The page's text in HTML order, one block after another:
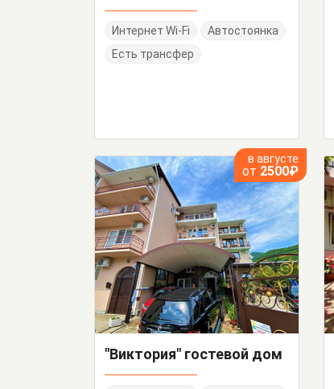
Интернет Wi-Fi
Автостоянка
Есть трансфер
в августе
от 2500₽
"Виктория" гостевой дом